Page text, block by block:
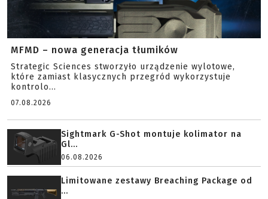
MFMD – nowa generacja tłumików
Strategic Sciences stworzyło urządzenie wylotowe,
które zamiast klasycznych przegród wykorzystuje
kontrolo...
07.08.2026
Sightmark G-Shot montuje kolimator na
Gl...
06.08.2026
Limitowane zestawy Breaching Package od
...